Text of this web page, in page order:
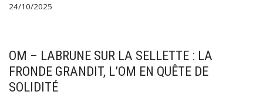
24/10/2025
OM – LABRUNE SUR LA SELLETTE : LA
FRONDE GRANDIT, L’OM EN QUÊTE DE
SOLIDITÉ